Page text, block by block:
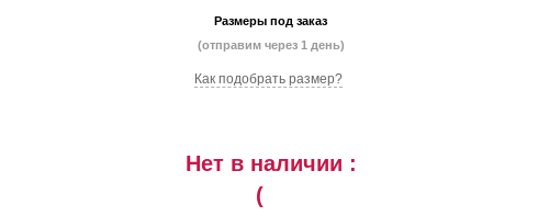
Размеры под заказ
(отправим через 1 день)
Как подобрать размер?
Нет в наличии :
(